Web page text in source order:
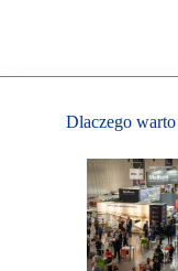
Dlaczego